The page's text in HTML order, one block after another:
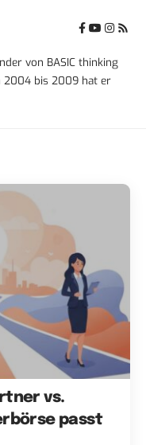
von BASIC thinking
2004 bis 2009 hat er
vs.
passt